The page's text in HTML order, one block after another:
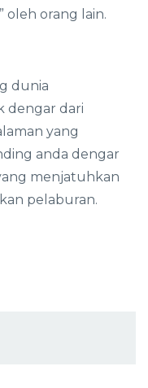
oleh orang lain.
dunia
dengar dari
yang
anda dengar
menjatuhkan
pelaburan.